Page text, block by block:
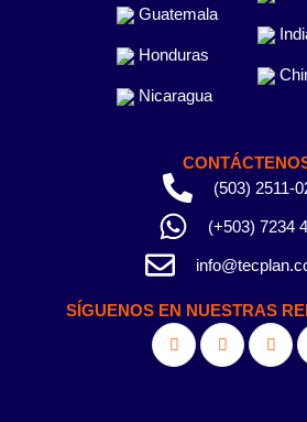
Guatemala
Honduras
Nicaragua
(503) 2511-
(+503) 7234
SÍGUENOS EN NUESTRAS